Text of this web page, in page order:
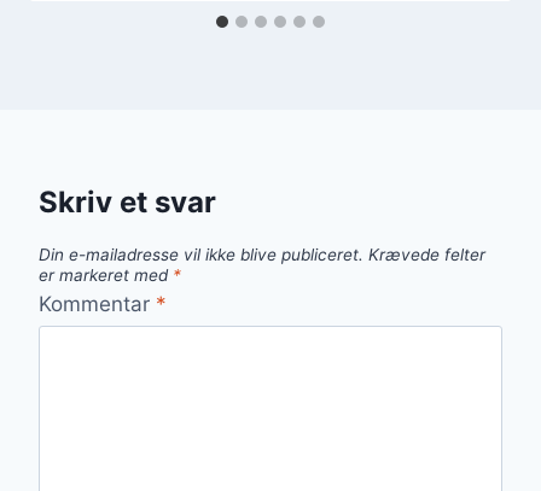
Skriv et svar
Din e-mailadresse vil ikke blive publiceret. Krævede felter
er markeret med *
Kommentar *